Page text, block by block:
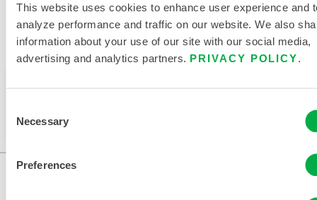
This website uses cookies to enhance user experience and
analyze performance and traffic on our website. We also
information about your use of our site with our social media,
advertising and analytics partners. PRIVACY POLICY
Selection
Necessary
Preferences
Verfügbar in diesen Verkaufsregionen: CHINA, ASIEN.